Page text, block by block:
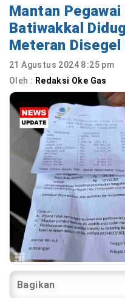
Mantan Pegawai
Batiwakkal
Meteran
21 Agustus 2024 8:25 pm
Oleh : Redaksi Oke Gas
Bagikan